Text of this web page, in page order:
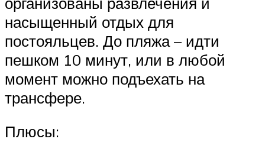
насыщенный отдых для
постояльцев. До пляжа – идти
пешком 10 минут, или в любой
момент можно подъехать на
трансфере.
Плюсы: